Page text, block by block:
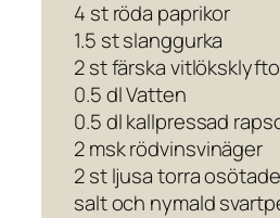
4 st röda paprikor
1.5 st slanggurka
2 st färska
0.5 dl Vatten
0.5 dl kallpressad
2 msk rödvinsvinäger
2 st ljusa torra
salt och nymald